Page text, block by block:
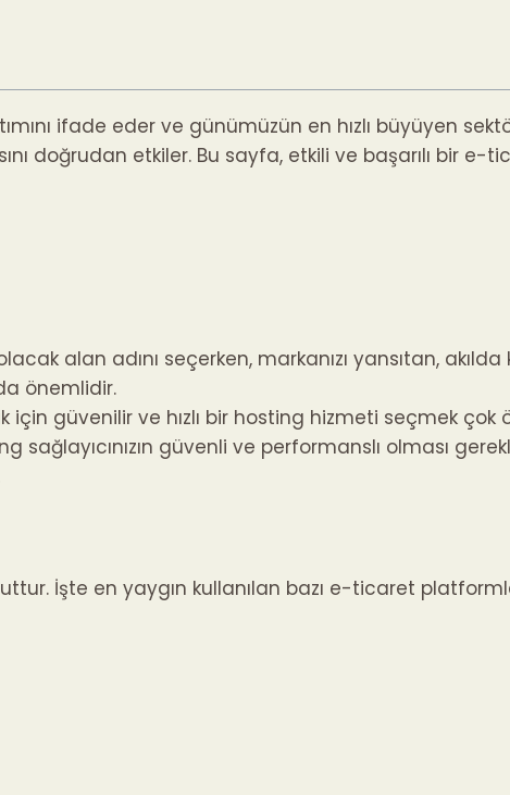
ifade eder ve günümüzün en hızlı büyüyen
doğrudan etkiler. Bu sayfa, etkili ve başarılı bir
alan adını seçerken, markanızı yansıtan, akılda
önemlidir.
için güvenilir ve hızlı bir hosting hizmeti seçmek
sağlayıcınızın güvenli ve performanslı olması
İşte en yaygın kullanılan bazı e-ticaret